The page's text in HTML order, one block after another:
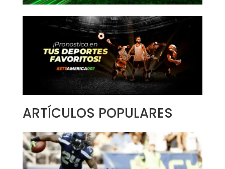
ARTÍCULOS POPULARES